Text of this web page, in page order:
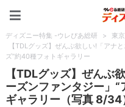
ディズニー特集 -ウレぴあ総研 > 東
【TDLグッズ】ぜんぶ欲しい!「アナ
ズ”約40種フォトギャラリー
【TDLグッズ】ぜんぶ
ーズンファンタジー」
ギャラリー（写真 8/34